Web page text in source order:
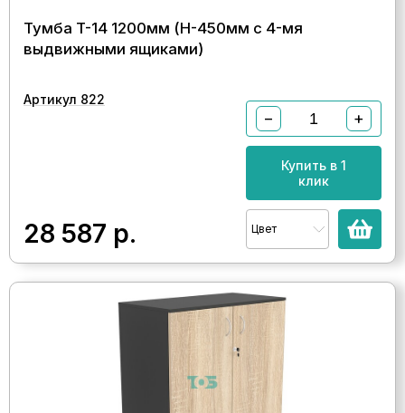
Тумба T-14 1200мм (H-450мм с 4-мя
выдвижными ящиками)
Артикул 822
28 587 р.
− +
Купить в 1
клик
Цвет